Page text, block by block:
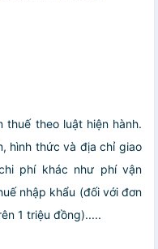
thuế theo luật hiện hành.
hình thức và địa chỉ giao
phí khác như phí vận
nhập khẩu (đối với đơn
1 triệu đồng).....